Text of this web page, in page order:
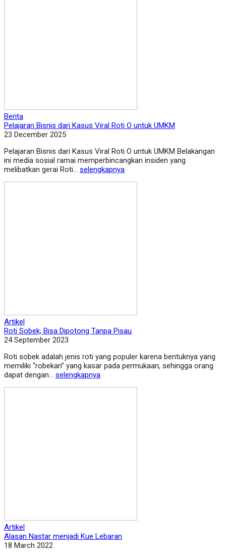
Berita
Pelajaran Bisnis dari Kasus Viral Roti O untuk UMKM
23 December 2025
Pelajaran Bisnis dari Kasus Viral Roti O untuk UMKM Belakangan
ini media sosial ramai memperbincangkan insiden yang
melibatkan gerai Roti... selengkapnya
Artikel
Roti Sobek; Bisa Dipotong Tanpa Pisau
24 September 2023
Roti sobek adalah jenis roti yang populer karena bentuknya yang
memiliki “robekan” yang kasar pada permukaan, sehingga orang
dapat dengan... selengkapnya
Artikel
Alasan Nastar menjadi Kue Lebaran
18 March 2022